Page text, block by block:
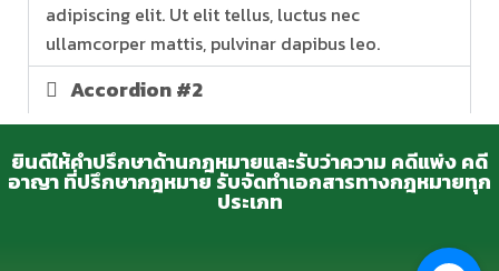
adipiscing elit. Ut elit tellus, luctus nec
ullamcorper mattis, pulvinar dapibus leo.
Accordion #2
ยินดีให้คำปรึกษาด้านกฎหมายและรับว่าความ คดีแพ่ง คดี
อาญา ที่ปรึกษากฎหมาย รับจัดทำเอกสารทางกฎหมายทุก
ประเภท